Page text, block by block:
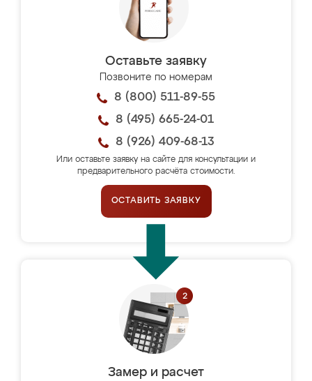
Оставьте заявку
Позвоните по номерам
8 (800) 511-89-55
8 (495) 665-24-01
8 (926) 409-68-13
Или оставьте заявку на сайте для консультации и
предварительного расчёта стоимости.
ОСТАВИТЬ ЗАЯВКУ
Замер и расчет